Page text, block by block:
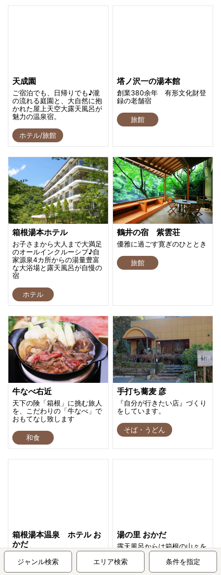
天成園
ご宿泊でも、日帰りでも♪瀧
の流れる庭園と、大自然に抱
かれた屋上天空大露天風呂が
魅力の温泉宿。
ホテル/旅館
塔ノ沢一の湯本館
創業380余年 有形文化財登
録の老舗宿
旅館
箱根湯本ホテル
お子さまから大人まで大満足
のオールインクルーシブ♪自
家源泉4カ所からの湯量豊富
な大浴場と露天風呂が自慢の
宿
ホテル
鶴井の宿 紫雲荘
優雅に過ごす寛ぎのひととき
旅館
牛なべ右近
天下の険「箱根」に挑む旅人
を、こだわりの「牛なべ」で
おもてなし致します
和食
手打ち蕎麦 彦
『自分が行きたい店』づくり
をしています。
そば・うどん
箱根湯本温泉 ホテル お
かだ
新宿からわずか85分で箱根
湯本へ。 須雲川と湯坂山に
囲まれ都会の喧騒を離れた閑
湯の里 おかだ
露天風呂からは箱根の山々を
一望できます。
日帰り専門施設
ジャンル検索 エリア検索 条件を指定